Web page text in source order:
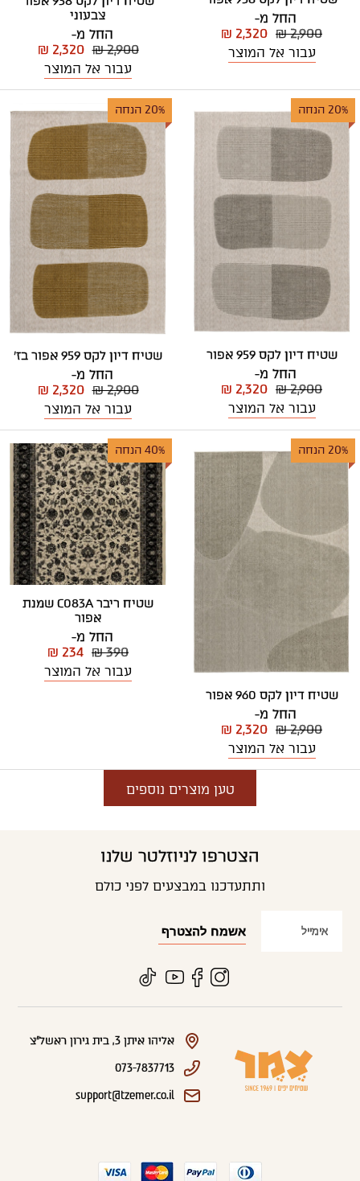
החל מ-
₪ 2,900
₪ 2,320
עבור אל המוצר
צבעוני
החל מ-
₪ 2,900
₪ 2,320
עבור אל המוצר
20% הנחה
שטיח דיון לקס 959 אפור
החל מ-
₪ 2,900
₪ 2,320
עבור אל המוצר
20% הנחה
שטיח דיון לקס 959 אפור בז'
החל מ-
₪ 2,900
₪ 2,320
עבור אל המוצר
20% הנחה
שטיח דיון לקס 960 אפור
החל מ-
₪ 2,900
₪ 2,320
עבור אל המוצר
40% הנחה
שטיח ריבר C083A שמנת
אפור
החל מ-
₪ 390
₪ 234
עבור אל המוצר
טען מוצרים נוספים
הצטרפו לניוזלטר שלנו
ותתעדכנו במבצעים לפני כולם
אליהו איתן 3, בית גירון ראשל"צ
073-7837713
support@tzemer.co.il